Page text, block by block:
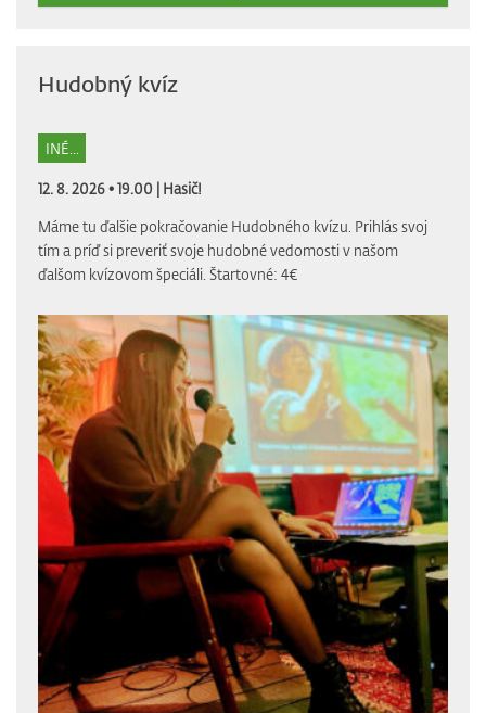
Hudobný kvíz
INÉ...
12. 8. 2026 • 19.00 | Hasič!
Máme tu ďalšie pokračovanie Hudobného kvízu. Prihlás svoj
tím a príď si preveriť svoje hudobné vedomosti v našom
ďalšom kvízovom špeciáli. Štartovné: 4€